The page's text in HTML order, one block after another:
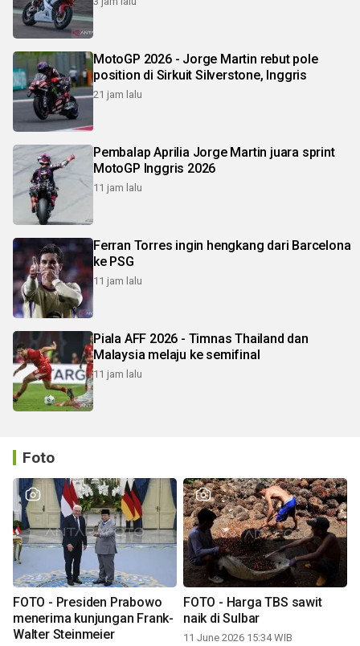
MotoGP 2026 - Jorge Martin rebut pole
position di Sirkuit Silverstone, Inggris
21 jam lalu
Pembalap Aprilia Jorge Martin juara sprint
MotoGP Inggris 2026
11 jam lalu
Ferran Torres ingin hengkang dari Barcelona
ke PSG
11 jam lalu
Piala AFF 2026 - Timnas Thailand dan
Malaysia melaju ke semifinal
11 jam lalu
Foto
FOTO - Presiden Prabowo
menerima kunjungan Frank-
Walter Steinmeier
FOTO - Harga TBS sawit
naik di Sulbar
11 June 2026 15:34 WIB